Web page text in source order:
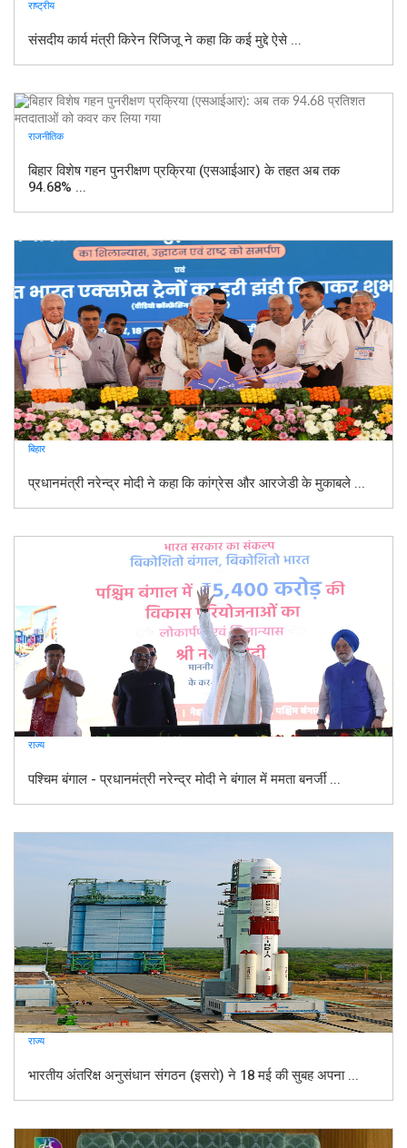
राष्ट्रीय
संसदीय कार्य मंत्री किरेन रिजिजू ने कहा कि कई मुद्दे ऐसे ...
राजनीतिक
बिहार विशेष गहन पुनरीक्षण प्रक्रिया (एसआईआर) के तहत अब तक
94.68% ...
बिहार
प्रधानमंत्री नरेन्द्र मोदी ने कहा कि कांग्रेस और आरजेडी के मुकाबले ...
राज्य
पश्चिम बंगाल - प्रधानमंत्री नरेन्द्र मोदी ने बंगाल में ममता बनर्जी ...
राज्य
भारतीय अंतरिक्ष अनुसंधान संगठन (इसरो) ने 18 मई की सुबह अपना ...